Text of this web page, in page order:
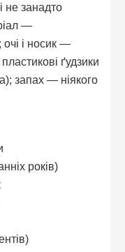
не занадто
—
очі і носик —
ґудзики
запах — ніякого
років)